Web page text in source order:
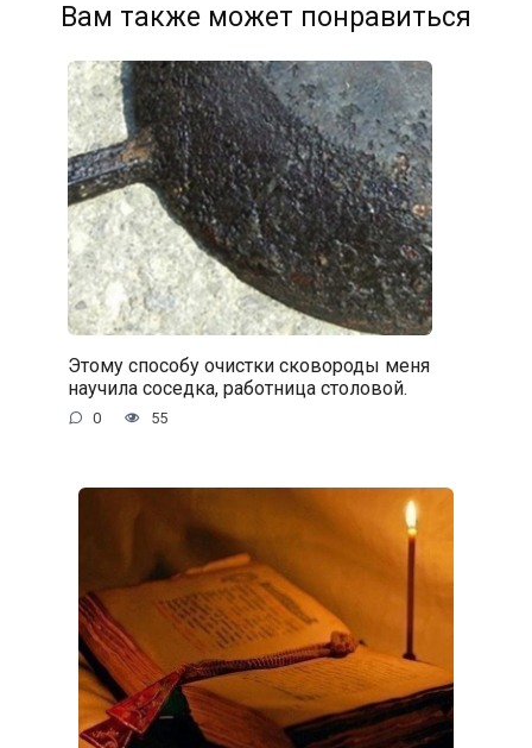
Вам также может понравиться
Этому способу очистки сковороды меня
научила соседка, работница столовой.
0 55